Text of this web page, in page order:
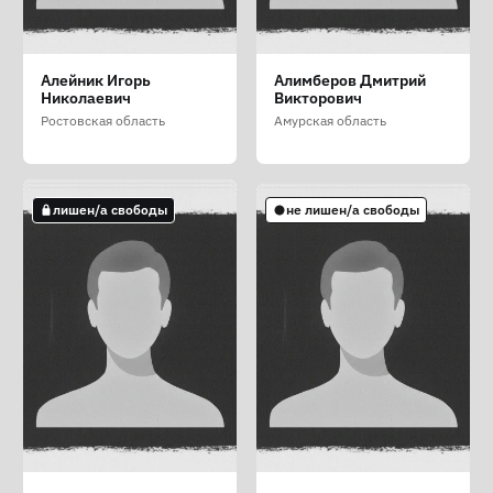
Щепихин Арег
Самвелович
Ямадаев Карим
Бекмирзаевич
Республика Татарстан
Яроцкий Владимир
Фёдорович
Краснодарский край
лишен/а свободы
Алейник Игорь
Николаевич
Ростовская область
Алимберов Дмитрий
Викторович
Амурская область
лишен/а свободы не лишен/а свободы
лишен/а свободы не лишен/а свободы